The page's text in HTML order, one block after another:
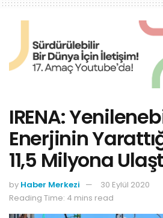
IRENA:
Enerjinin
11,5 Milyona
by Haber Merkezi
30 Eylül 2020
Reading Time: 4 mins read